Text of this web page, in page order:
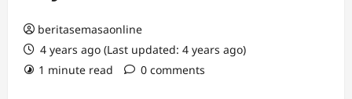
beritasemasaonline
4 years ago (Last updated: 4 years ago)
1 minute read
0 comments